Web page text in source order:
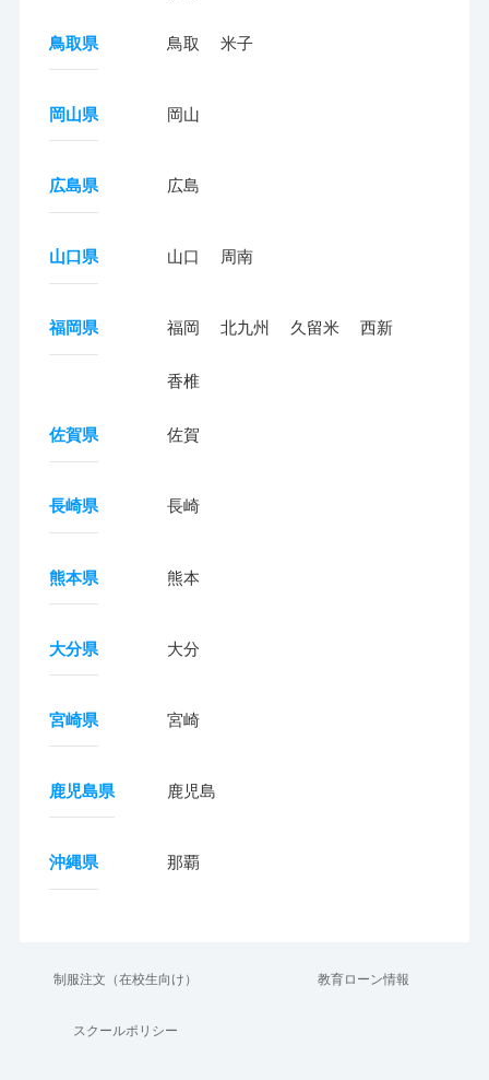
鳥取県 鳥取 米子
岡山県 岡山
広島県 広島
山口県 山口 周南
福岡県 福岡 北九州 久留米 西新
香椎
佐賀県 佐賀
長崎県 長崎
熊本県 熊本
大分県 大分
宮崎県 宮崎
鹿児島県 鹿児島
沖縄県 那覇
制服注文（在校生向け） 教育ローン情報
スクールポリシー